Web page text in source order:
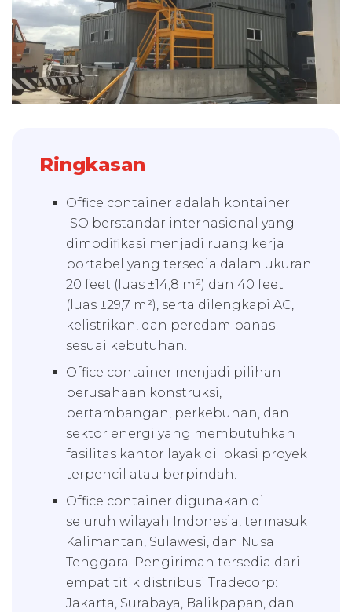
Ringkasan
Office container adalah kontainer
ISO berstandar internasional yang
dimodifikasi menjadi ruang kerja
portabel yang tersedia dalam ukuran
20 feet (luas ±14,8 m²) dan 40 feet
(luas ±29,7 m²), serta dilengkapi AC,
kelistrikan, dan peredam panas
sesuai kebutuhan.
Office container menjadi pilihan
perusahaan konstruksi,
pertambangan, perkebunan, dan
sektor energi yang membutuhkan
fasilitas kantor layak di lokasi proyek
terpencil atau berpindah.
Office container digunakan di
seluruh wilayah Indonesia, termasuk
Kalimantan, Sulawesi, dan Nusa
Tenggara. Pengiriman tersedia dari
empat titik distribusi Tradecorp:
Jakarta, Surabaya, Balikpapan, dan